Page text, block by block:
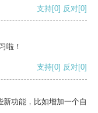
支持[0] 反对[0]
啦！
支持[0] 反对[0]
功能，比如增加一个自